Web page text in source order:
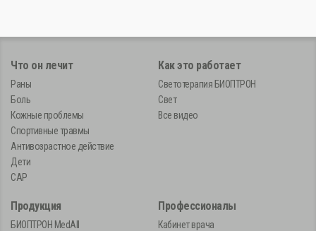
Что он лечит
Раны
Боль
Кожные проблемы
Спортивные травмы
Антивозрастное действие
Дети
САР
Как это работает
Светотерапия БИОПТРОН
Свет
Все видео
Продукция
БИОПТРОН MedAll
Профессионалы
Кабинет врача